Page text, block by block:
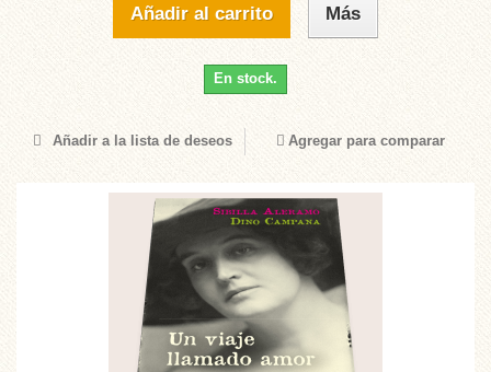
Añadir al carrito Más
En stock.
Añadir a la lista de deseos Agregar para comparar